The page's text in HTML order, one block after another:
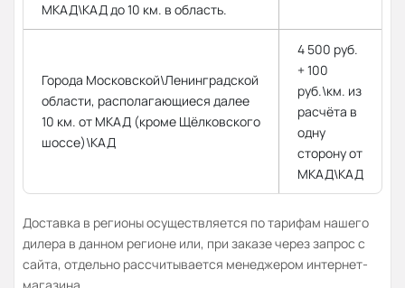
МКАД\КАД до 10 км. в область.
Города Московской\Ленинградской
области, располагающиеся далее
10 км. от МКАД (кроме Щёлковского
шоссе)\КАД
4 500 руб.
+ 100
руб.\км. из
расчёта в
одну
сторону от
МКАД\КАД
Доставка в регионы осуществляется по тарифам нашего
дилера в данном регионе или, при заказе через запрос с
сайта, отдельно рассчитывается менеджером интернет-